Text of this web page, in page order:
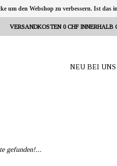
VERSANDKOSTEN 0 CHF INNERHALB
NEU BEI UNS
gefunden!...
um den Webshop zu verbessern. Ist das